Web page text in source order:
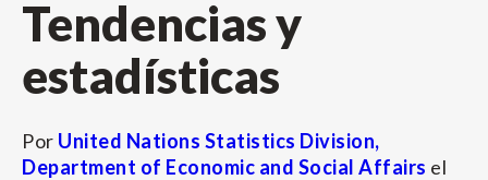
Tendencias y
estadísticas
Por United Nations Statistics Division,
Department of Economic and Social Affairs el